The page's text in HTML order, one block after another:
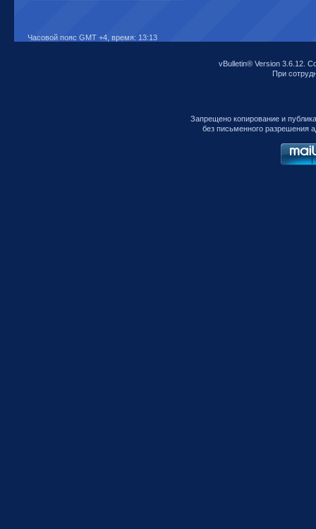
Часовой пояс GMT +4, время: 13:13
vBulletin® Version 3.6.12.
При
Запрещено копирование и
без письменного разрешения